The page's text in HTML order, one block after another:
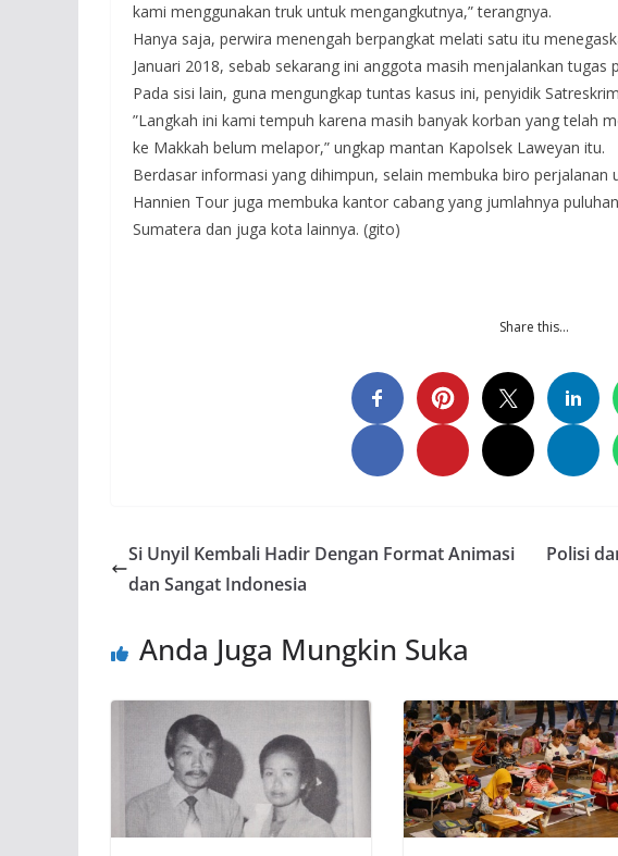
kami menggunakan truk untuk mengangkutnya,” terangnya.
Hanya saja, perwira menengah berpangkat melati satu itu
Januari 2018, sebab sekarang ini anggota masih menjalankan
Pada sisi lain, guna mengungkap tuntas kasus ini, penyidik
”Langkah ini kami tempuh karena masih banyak korban yang telah
ke Makkah belum melapor,” ungkap mantan Kapolsek Laweyan itu.
Berdasar informasi yang dihimpun, selain membuka biro
Hannien Tour juga membuka kantor cabang yang jumlahnya
Sumatera dan juga kota lainnya. (gito)
Share this…
Si Unyil Kembali Hadir Dengan Format Animasi
dan Sangat Indonesia
Polisi
Anda Juga Mungkin Suka